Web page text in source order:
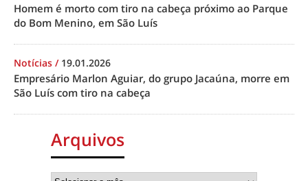
Homem é morto com tiro na cabeça próximo ao Parque
do Bom Menino, em São Luís
Notícias / 19.01.2026
Empresário Marlon Aguiar, do grupo Jacaúna, morre em
São Luís com tiro na cabeça
Arquivos